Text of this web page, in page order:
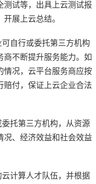
测试等，出具上云测试报
展上云总结。
可自行或委托第三方机构
商不断提升服务能力。如
情况，云平台服务商应按
赔付，保证上云企业合法
委托第三方机构，从资源
况、经济效益和社会效益
云计算人才队伍，并根据